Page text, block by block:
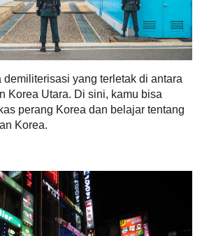
demiliterisasi yang terletak di antara
Korea Utara. Di sini, kamu bisa
perang Korea dan belajar tentang
Korea.